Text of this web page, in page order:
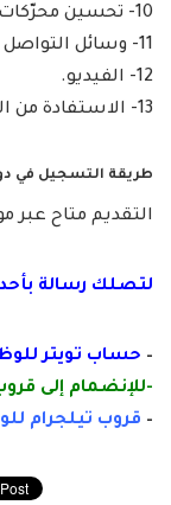
10- تحسين محرّكات البحث.
11- وسائل التواصل الاجتماعي.
12- الفيديو.
13- الاستفادة من الويب.
طريقة التسجيل في
التقديم متاح عبر
لتصلك رسالة بأ
– حساب تويتر
-للإنضمام إلى
– قروب تيلجرام